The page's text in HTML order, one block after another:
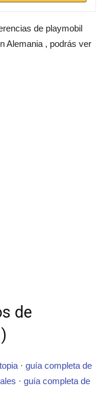
de playmobil
Alemania , podrás ver
de
· guía completa de
· guía completa de